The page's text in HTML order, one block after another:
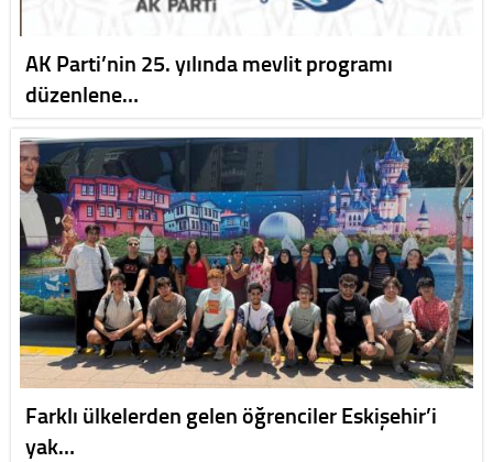
AK Parti’nin 25. yılında mevlit programı
düzenlene…
Farklı ülkelerden gelen öğrenciler Eskişehir’i
yak…